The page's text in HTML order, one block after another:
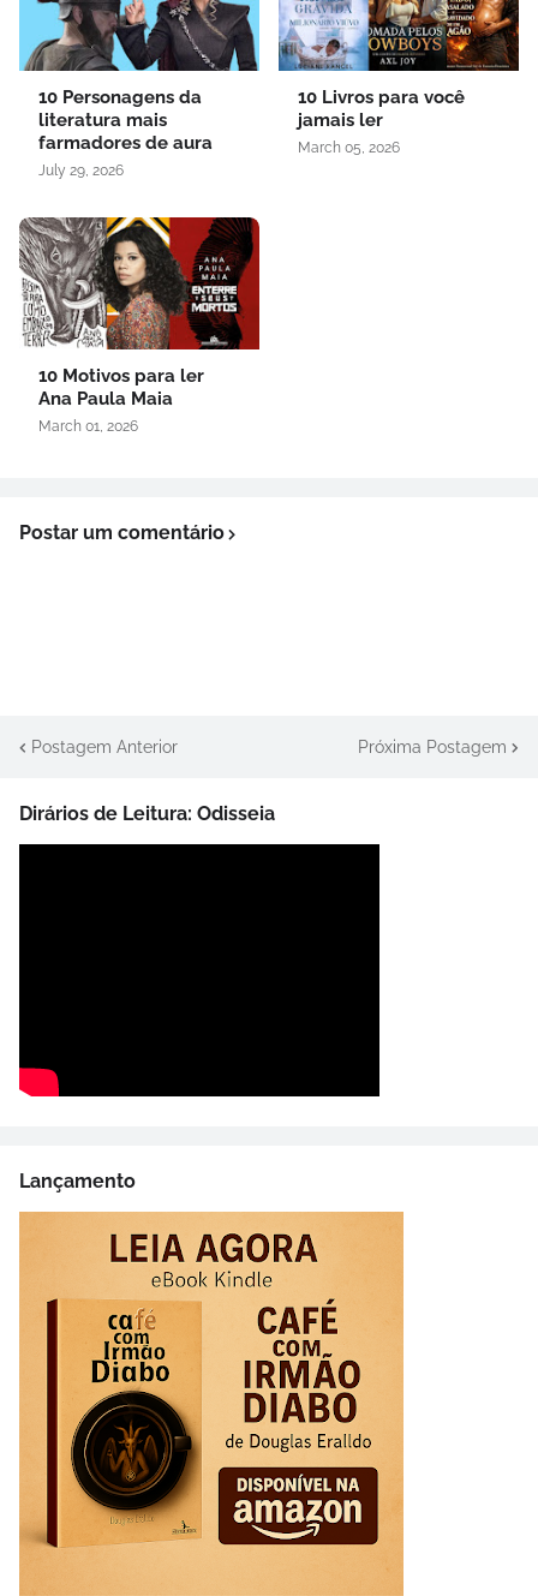
10 Personagens da
literatura mais
farmadores de aura
July 29, 2026
10 Livros para você
jamais ler
March 05, 2026
10 Motivos para ler
Ana Paula Maia
March 01, 2026
Postar um comentário
Postagem Anterior Próxima Postagem
Dirários de Leitura: Odisseia
Lançamento